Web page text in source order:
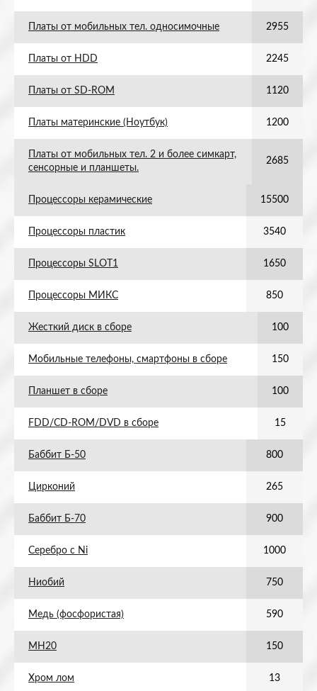
Платы от мобильных тел. односимочные 2955
Платы от HDD 2245
Платы от SD-ROM 1120
Платы материнские (Ноутбук) 1200
Платы от мобильных тел. 2 и более симкарт,
сенсорные и планшеты.
2685
Процессоры керамические 15500
Процессоры пластик 3540
Процессоры SLOT1 1650
Процессоры МИКС 850
Жесткий диск в сборе 100
Мобильные телефоны, смартфоны в сборе 150
Планшет в сборе 100
FDD/CD-ROM/DVD в сборе 15
Баббит Б-50 800
Цирконий 265
Баббит Б-70 900
Серебро с Ni 1000
Ниобий 750
Медь (фосфористая) 590
МН20 150
Хром лом 13